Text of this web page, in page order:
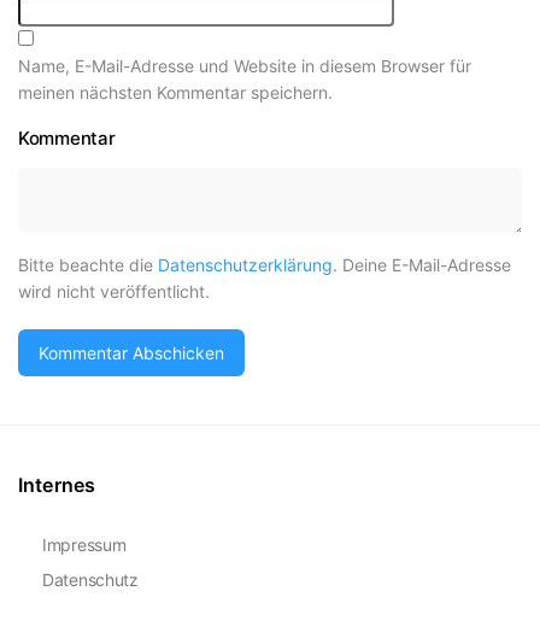
Name, E-Mail-Adresse und Website in diesem Browser für
meinen nächsten Kommentar speichern.
Kommentar
Bitte beachte die Datenschutzerklärung. Deine E-Mail-Adresse
wird nicht veröffentlicht.
Internes
Impressum
Datenschutz